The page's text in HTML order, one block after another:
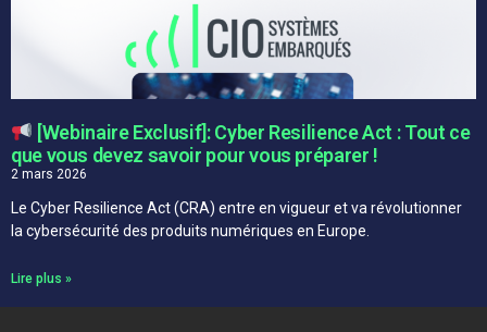
[Webinaire Exclusif]: Cyber Resilience Act : Tout ce
que vous devez savoir pour vous préparer !
2 mars 2026
Le Cyber Resilience Act (CRA) entre en vigueur et va révolutionner
la cybersécurité des produits numériques en Europe.
Lire plus »